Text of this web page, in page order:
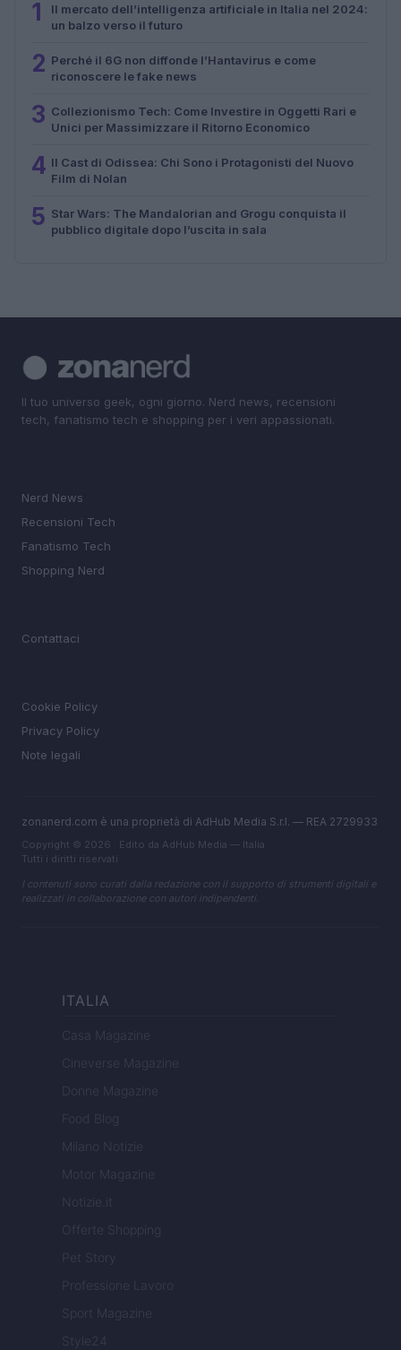
1
Il mercato dell’intelligenza artificiale in Italia nel 2024:
un balzo verso il futuro
2 Perché il 6G non diffonde l’Hantavirus e come
riconoscere le fake news
3 Collezionismo Tech: Come Investire in Oggetti Rari e
Unici per Massimizzare il Ritorno Economico
4 Il Cast di Odissea: Chi Sono i Protagonisti del Nuovo
Film di Nolan
5 Star Wars: The Mandalorian and Grogu conquista il
pubblico digitale dopo l’uscita in sala
Il tuo universo geek, ogni giorno. Nerd news, recensioni
tech, fanatismo tech e shopping per i veri appassionati.
Nerd News
Recensioni Tech
Fanatismo Tech
Shopping Nerd
Contattaci
Cookie Policy
Privacy Policy
Note legali
zonanerd.com è una proprietà di AdHub Media S.r.l. — REA 2729933
Copyright © 2026 · Edito da AdHub Media — Italia
Tutti i diritti riservati
I contenuti sono curati dalla redazione con il supporto di strumenti digitali e
realizzati in collaborazione con autori indipendenti.
ITALIA
Casa Magazine
Cineverse Magazine
Donne Magazine
Food Blog
Milano Notizie
Motor Magazine
Notizie.it
Offerte Shopping
Pet Story
Professione Lavoro
Sport Magazine
Style24